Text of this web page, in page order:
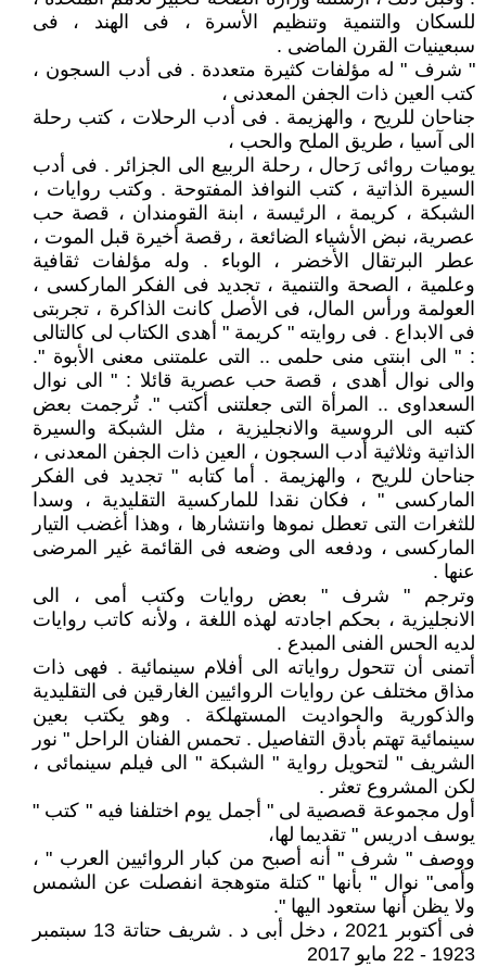
للسكان والتنمية وتنظيم الأسرة ، فى الهند ، فى
سبعينيات القرن الماضى .
" شرف " له مؤلفات كثيرة متعددة . فى أدب السجون ،
كتب العين ذات الجفن المعدنى ،
جناحان للريح ، والهزيمة . فى أدب الرحلات ، كتب رحلة
الى آسيا ، طريق الملح والحب ،
يوميات روائى رَحال ، رحلة الربيع الى الجزائر . فى أدب
السيرة الذاتية ، كتب النوافذ المفتوحة . وكتب روايات ،
الشبكة ، كريمة ، الرئيسة ، ابنة القومندان ، قصة حب
عصرية، نبض الأشياء الضائعة ، رقصة أخيرة قبل الموت ،
عطر البرتقال الأخضر ، الوباء . وله مؤلفات ثقافية
وعلمية ، الصحة والتنمية ، تجديد فى الفكر الماركسى ،
العولمة ورأس المال، فى الأصل كانت الذاكرة ، تجربتى
فى الابداع . فى روايته " كريمة " أهدى الكتاب لى كالتالى
: " الى ابنتى منى حلمى .. التى علمتنى معنى الأبوة ".
والى نوال أهدى ، قصة حب عصرية قائلا : " الى نوال
السعداوى .. المرأة التى جعلتنى أكتب ". تُرجمت بعض
كتبه الى الروسية والانجليزية ، مثل الشبكة والسيرة
الذاتية وثلاثية أدب السجون ، العين ذات الجفن المعدنى ،
جناحان للريح ، والهزيمة . أما كتابه " تجديد فى الفكر
الماركسى " ، فكان نقدا للماركسية التقليدية ، وسدا
للثغرات التى تعطل نموها وانتشارها ، وهذا أغضب التيار
الماركسى ، ودفعه الى وضعه فى القائمة غير المرضى
عنها .
وترجم " شرف " بعض روايات وكتب أمى ، الى
الانجليزية ، بحكم اجادته لهذه اللغة ، ولأنه كاتب روايات
لديه الحس الفنى المبدع .
أتمنى أن تتحول رواياته الى أفلام سينمائية . فهى ذات
مذاق مختلف عن روايات الروائيين الغارقين فى التقليدية
والذكورية والحواديت المستهلكة . وهو يكتب بعين
سينمائية تهتم بأدق التفاصيل . تحمس الفنان الراحل " نور
الشريف " لتحويل رواية " الشبكة " الى فيلم سينمائى ،
لكن المشروع تعثر .
أول مجموعة قصصية لى " أجمل يوم اختلفنا فيه " كتب "
يوسف ادريس " تقديما لها،
ووصف " شرف " أنه أصبح من كبار الروائيين العرب " ،
وأمى" نوال " بأنها " كتلة متوهجة انفصلت عن الشمس
ولا يظن أنها ستعود اليها ".
فى أكتوبر 2021 ، دخل أبى د . شريف حتاتة 13 سبتمبر
1923 - 22 مايو 2017